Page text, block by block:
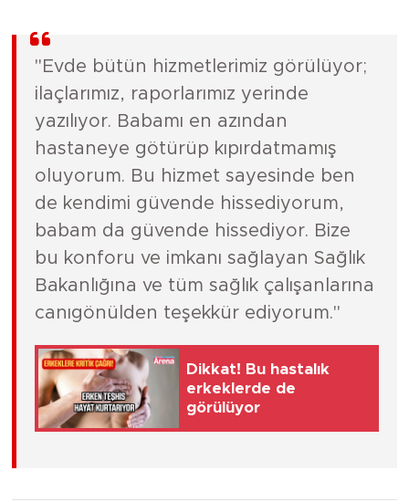
"Evde bütün hizmetlerimiz görülüyor;
ilaçlarımız, raporlarımız yerinde
yazılıyor. Babamı en azından
hastaneye götürüp kıpırdatmamış
oluyorum. Bu hizmet sayesinde ben
de kendimi güvende hissediyorum,
babam da güvende hissediyor. Bize
bu konforu ve imkanı sağlayan Sağlık
Bakanlığına ve tüm sağlık çalışanlarına
canıgönülden teşekkür ediyorum."
Dikkat! Bu hastalık
erkeklerde de
görülüyor